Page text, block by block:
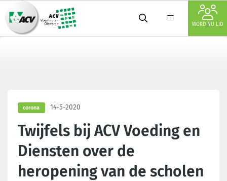
WORD NU LID
corona 14-5-2020
Twijfels bij ACV Voeding en
Diensten over de
heropening van de scholen